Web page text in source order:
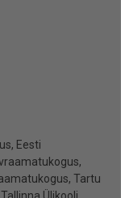
Eesti
Tartu